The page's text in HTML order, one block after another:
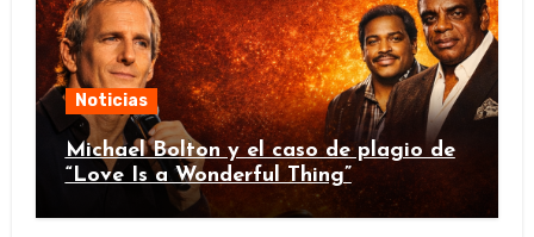
Noticias
Michael Bolton y el caso de plagio de
“Love Is a Wonderful Thing”